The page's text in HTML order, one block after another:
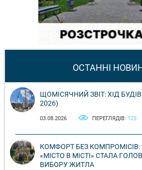
ОСТАННІ
ЩОМІСЯЧНИЙ ЗВІТ: ХІД
2026)
03.08.2026 ПЕРЕГЛЯДІВ: 125
КОМФОРТ БЕЗ
«МІСТО В МІСТІ» СТАЛА
ВИБОРУ ЖИТЛА